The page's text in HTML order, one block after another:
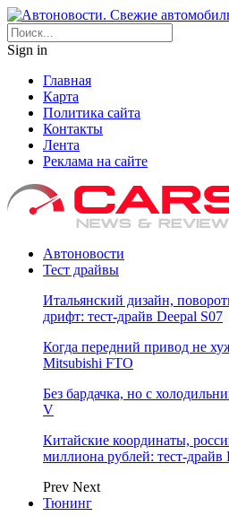
Sign in
Главная
Карта
Политика сайта
Контакты
Лента
Реклама на сайте
Автоновости
Тест драйвы
Итальянский дизайн,
дрифт: тест-драйв Deepal S07
Когда передний привод не
Mitsubishi FTO
Без бардачка, но с
V
Китайские координаты,
миллиона рублей: тест-
Prev Next
Тюнинг